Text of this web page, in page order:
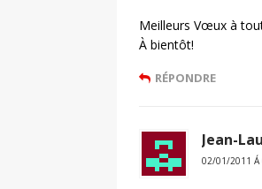
Meilleurs Vœux à
À bientôt!
RÉPONDRE
Jean-Lau
02/01/2011 Á